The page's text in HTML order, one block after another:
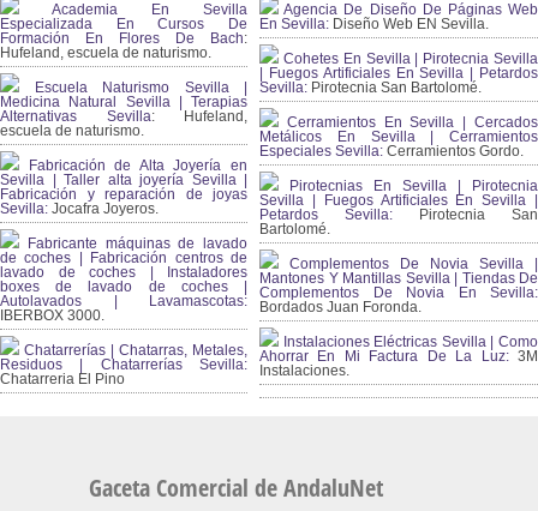
Academia En Sevilla
Especializada En Cursos De
Formación En Flores De Bach:
Hufeland, escuela de naturismo.
Escuela Naturismo Sevilla |
Medicina Natural Sevilla | Terapias
Alternativas Sevilla: Hufeland,
escuela de naturismo.
Fabricación de Alta Joyería en
Sevilla | Taller alta joyería Sevilla |
Fabricación y reparación de joyas
Sevilla: Jocafra Joyeros.
Fabricante máquinas de lavado
de coches | Fabricación centros de
lavado de coches | Instaladores
boxes de lavado de coches |
Autolavados | Lavamascotas:
IBERBOX 3000.
Chatarrerías | Chatarras, Metales,
Residuos | Chatarrerías Sevilla:
Chatarreria El Pino
Agencia De Diseño De Páginas Web
En Sevilla: Diseño Web EN Sevilla.
Cohetes En Sevilla | Pirotecnia Sevilla
| Fuegos Artificiales En Sevilla | Petardos
Sevilla: Pirotecnia San Bartolomé.
Cerramientos En Sevilla | Cercados
Metálicos En Sevilla | Cerramientos
Especiales Sevilla: Cerramientos Gordo.
Pirotecnias En Sevilla | Pirotecnia
Sevilla | Fuegos Artificiales En Sevilla |
Petardos Sevilla: Pirotecnia San
Bartolomé.
Complementos De Novia Sevilla |
Mantones Y Mantillas Sevilla | Tiendas De
Complementos De Novia En Sevilla:
Bordados Juan Foronda.
Instalaciones Eléctricas Sevilla | Como
Ahorrar En Mi Factura De La Luz:3M
Instalaciones.
Gaceta Comercial de AndaluNet